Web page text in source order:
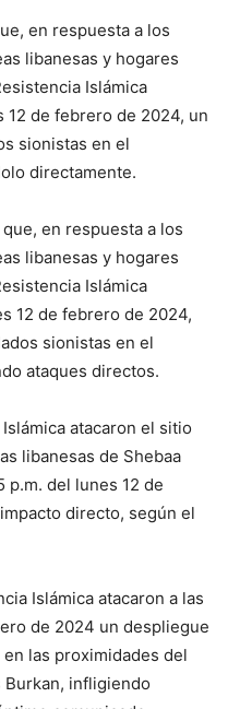
en respuesta a los
libanesas y hogares
Islámica
12 de febrero de 2024, un
sionistas en el
directamente.
en respuesta a los
libanesas y hogares
Islámica
12 de febrero de 2024,
sionistas en el
ataques directos.
atacaron el sitio
libanesas de Shebaa
p.m. del lunes 12 de
directo, según el
Islámica atacaron a las
de 2024 un despliegue
las proximidades del
infligiendo